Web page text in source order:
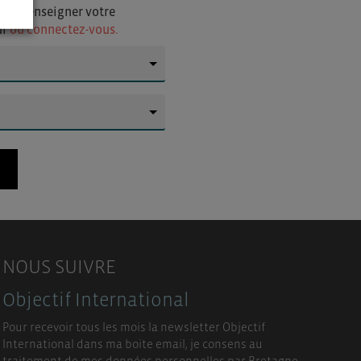
de renseigner votre
ou connectez-vous.
NOUS SUIVRE
Objectif International
Pour recevoir tous les mois la newsletter Objectif
International dans ma boite email, je consens au